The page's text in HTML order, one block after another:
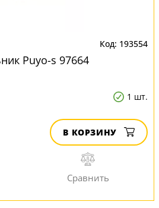
193554
Puyo-s 97664
1 шт.
В КОРЗИНУ